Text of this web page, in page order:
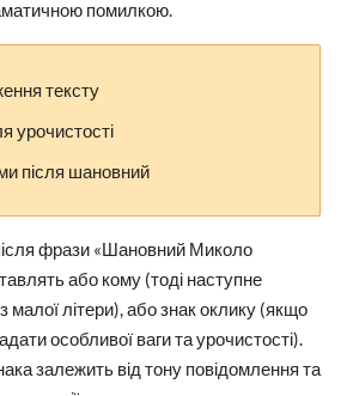
помилкою.
тексту
урочистості
після шановний
фрази «Шановний Миколо
або кому (тоді наступне
малої літери), або знак оклику (якщо
особливої ваги та урочистості).
залежить від тону повідомлення та